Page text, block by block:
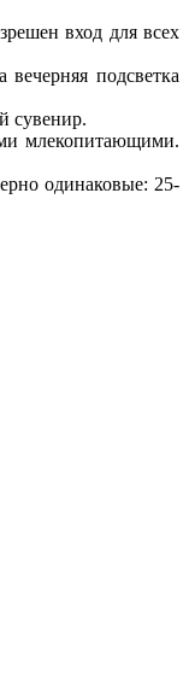
вход для всех
подсветка
сувенир.
млекопитающими.
одинаковые: 25-